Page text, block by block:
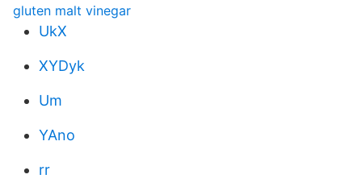
gluten malt vinegar
UkX
XYDyk
Um
YAno
rr